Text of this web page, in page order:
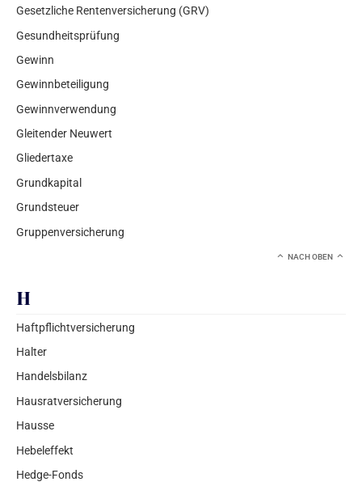
Gesetzliche Rentenversicherung (GRV)
Gesundheitsprüfung
Gewinn
Gewinnbeteiligung
Gewinnverwendung
Gleitender Neuwert
Gliedertaxe
Grundkapital
Grundsteuer
Gruppenversicherung
NACH OBEN
H
Haftpflichtversicherung
Halter
Handelsbilanz
Hausratversicherung
Hausse
Hebeleffekt
Hedge-Fonds